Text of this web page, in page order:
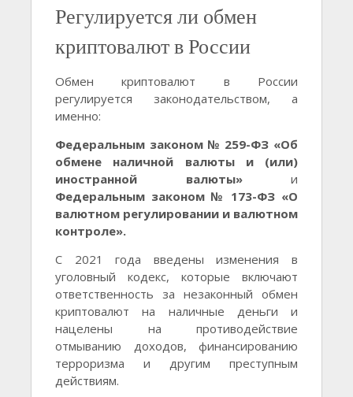
Регулируется ли обмен
криптовалют в России
Обмен криптовалют в России
регулируется законодательством, а
именно:
Федеральным законом № 259-ФЗ «Об
обмене наличной валюты и (или)
иностранной валюты»и
Федеральным законом № 173-ФЗ «О
валютном регулировании и валютном
контроле».
С 2021 года введены изменения в
уголовный кодекс, которые включают
ответственность за незаконный обмен
криптовалют на наличные деньги и
нацелены на противодействие
отмыванию доходов, финансированию
терроризма и другим преступным
действиям.